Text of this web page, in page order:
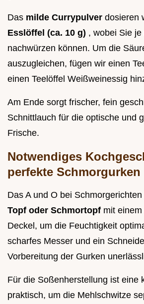
Das milde Currypulver dosieren
Esslöffel (ca. 10 g) , wobei Sie
nachwürzen können. Um die
auszugleichen, fügen wir einen
einen Teelöffel Weißweinessig
Am Ende sorgt frischer, fein
Schnittlauch für die optische und
Frische.
Notwendiges
perfekte Schmorgurken
Das A und O bei Schmorgerichten
Topf oder Schmortopf mit
Deckel, um die Feuchtigkeit
scharfes Messer und ein
Vorbereitung der Gurken
Für die Soßenherstellung ist eine
praktisch, um die Mehlschwitze